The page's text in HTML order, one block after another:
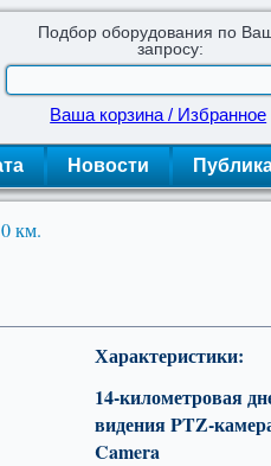
Подбор оборудования по
запросу:
Ваша корзина / Избранное
Новости
км.
Характеристики:
14-километровая
видения PTZ-
Camera